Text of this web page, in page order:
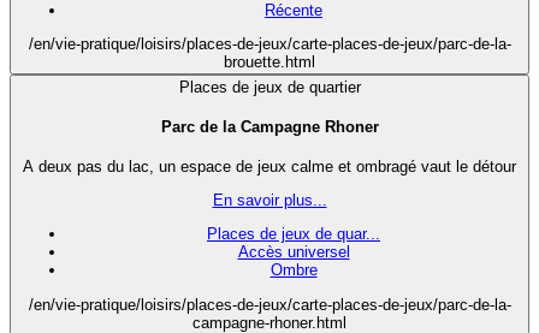
Récente
/en/vie-pratique/loisirs/places-de-jeux/carte-places-de-jeux/parc-de-la-
brouette.html
Places de jeux de quartier
Parc de la Campagne Rhoner
A deux pas du lac, un espace de jeux calme et ombragé vaut le détour
En savoir plus...
Places de jeux de quar...
Accès universel
Ombre
/en/vie-pratique/loisirs/places-de-jeux/carte-places-de-jeux/parc-de-la-
campagne-rhoner.html